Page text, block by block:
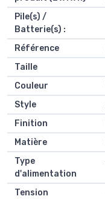
Pile(s) /
Batterie(s) :
Référence
Taille
Couleur
Style
Finition
Matière
Type
d'alimentation
Tension